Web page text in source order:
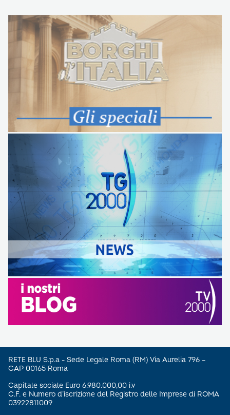
RETE BLU S.p.a - Sede Legale Roma (RM) Via Aurelia 796 –
CAP 00165 Roma
Capitale sociale Euro 6.980.000,00 i.v
C.F. e Numero d’iscrizione del Registro delle Imprese di ROMA
03922811009